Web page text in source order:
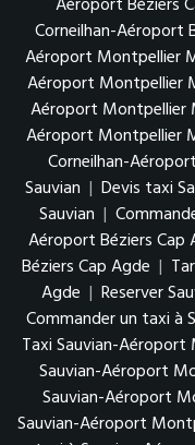
Corneilhan-Aéroport
Aéroport Montpellier
Aéroport Montpellier
Aéroport Montpellier
Aéroport Montpellier
Corneilhan-
Sauvian | Devis taxi
Sauvian |
Aéroport Béziers Cap
Béziers Cap Agde |
Agde | Reserver
Commander un taxi à
Taxi Sauvian-
Sauvian-Aéroport
Sauvian-Aéroport
Sauvian-Aéroport